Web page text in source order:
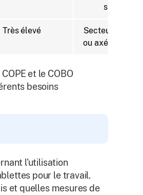
Très élevé
Secteurs
ou axés sur la
et le COBO
besoins
l'utilisation
pour le travail.
et quelles mesures de